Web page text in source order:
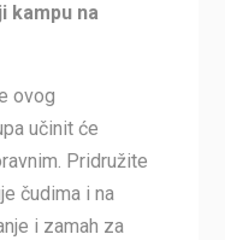
kampu na
ovog
učinit će
Pridružite
čudima i na
i zamah za